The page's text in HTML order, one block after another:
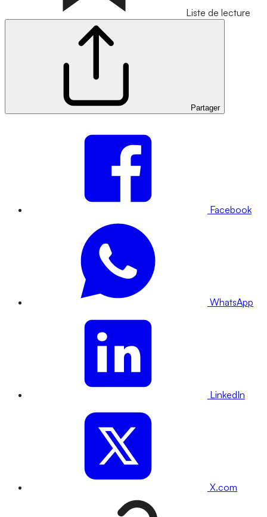
Liste de lecture
Partager
Facebook
WhatsApp
LinkedIn
X.com